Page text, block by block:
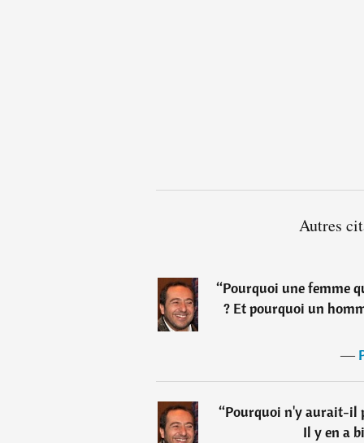
Autres
“Pourquoi une femme
? Et pourquoi un
―
“Pourquoi n'y aurait-il
Il y en a